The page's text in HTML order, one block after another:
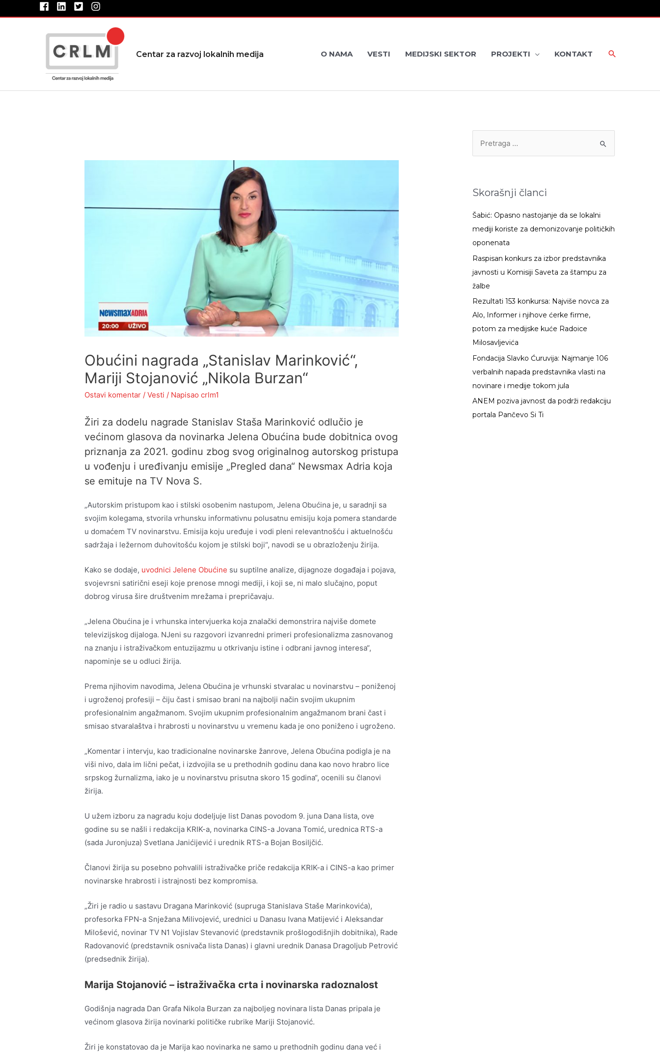
na
Centar za razvoj lokalnih medija O NAMA VESTI MEDIJSKI SEKTOR PROJEKTI KONTAKT
Obućini nagrada „Stanislav Marinković“,
Mariji Stojanović „Nikola Burzan“
Ostavi komentar /Vesti / Napisao crlm1
Žiri za dodelu nagrade Stanislav Staša Marinković odlučio je
većinom glasova da novinarka Jelena Obućina bude dobitnica ovog
priznanja za 2021. godinu zbog svog originalnog autorskog pristupa
u vođenju i uređivanju emisije „Pregled dana“ Newsmax Adria koja
se emituje na TV Nova S.
„Autorskim pristupom kao i stilski osobenim nastupom, Jelena Obućina je, u saradnji sa
svojim kolegama, stvorila vrhunsku informativnu polusatnu emisiju koja pomera standarde
u domaćem TV novinarstvu. Emisija koju uređuje i vodi pleni relevantnošću i aktuelnošću
sadržaja i ležernom duhovitošću kojom je stilski boji“, navodi se u obrazloženju žirija.
Kako se dodaje, uvodnici Jelene Obućine su suptilne analize, dijagnoze događaja i pojava,
svojevrsni satirični eseji koje prenose mnogi mediji, i koji se, ni malo slučajno, poput
dobrog virusa šire društvenim mrežama i prepričavaju.
„Jelena Obućina je i vrhunska intervjuerka koja znalački demonstrira najviše domete
televizijskog dijaloga. NJeni su razgovori izvanredni primeri profesionalizma zasnovanog
na znanju i istraživačkom entuzijazmu u otkrivanju istine i odbrani javnog interesa“,
napominje se u odluci žirija.
Prema njihovim navodima, Jelena Obućina je vrhunski stvaralac u novinarstvu – poniženoj
i ugroženoj profesiji – čiju čast i smisao brani na najbolji način svojim ukupnim
profesionalnim angažmanom. Svojim ukupnim profesionalnim angažmanom brani čast i
smisao stvaralaštva i hrabrosti u novinarstvu u vremenu kada je ono poniženo i ugroženo.
„Komentar i intervju, kao tradicionalne novinarske žanrove, Jelena Obućina podigla je na
viši nivo, dala im lični pečat, i izdvojila se u prethodnih godinu dana kao novo hrabro lice
srpskog žurnalizma, iako je u novinarstvu prisutna skoro 15 godina“, ocenili su članovi
žirija.
U užem izboru za nagradu koju dodeljuje list Danas povodom 9. juna Dana lista, ove
godine su se našli i redakcija KRIK-a, novinarka CINS-a Jovana Tomić, urednica RTS-a
(sada Juronjuza) Svetlana Janićijević i urednik RTS-a Bojan Bosiljčić.
Članovi žirija su posebno pohvalili istraživačke priče redakcija KRIK-a i CINS-a kao primer
novinarske hrabrosti i istrajnosti bez kompromisa.
„Žiri je radio u sastavu Dragana Marinković (supruga Stanislava Staše Marinkovića),
profesorka FPN-a Snježana Milivojević, urednici u Danasu Ivana Matijević i Aleksandar
Milošević, novinar TV N1 Vojislav Stevanović (predstavnik prošlogodišnjih dobitnika), Rade
Radovanović (predstavnik osnivača lista Danas) i glavni urednik Danasa Dragoljub Petrović
(predsednik žirija).
Marija Stojanović – istraživačka crta i novinarska radoznalost
Godišnja nagrada Dan Grafa Nikola Burzan za najboljeg novinara lista Danas pripala je
većinom glasova žirija novinarki političke rubrike Mariji Stojanović.
Žiri je konstatovao da je Marija kao novinarka ne samo u prethodnih godinu dana već i
r
g
a
z
a
:
Skorašnji članci
Šabić: Opasno nastojanje da se lokalni
mediji koriste za demonizovanje političkih
oponenata
Raspisan konkurs za izbor predstavnika
javnosti u Komisiji Saveta za štampu za
žalbe
Rezultati 153 konkursa: Najviše novca za
Alo, Informer i njihove ćerke firme,
potom za medijske kuće Radoice
Milosavljevića
Fondacija Slavko Ćuruvija: Najmanje 106
verbalnih napada predstavnika vlasti na
novinare i medije tokom jula
ANEM poziva javnost da podrži redakciju
portala Pančevo Si Ti